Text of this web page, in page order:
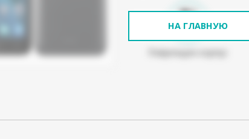
НА ГЛАВНУЮ
Поврежден корпус